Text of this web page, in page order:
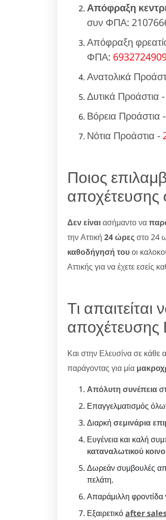
Απόφραξη
συν ΦΠΑ:
Απόφραξη
ΦΠΑ:
Ανατολικά
Δυτικά Προάστια -
Βόρεια Προάστια -
Νότια Προάστια -
Ποιος
αποχέτευσης
Δεν είναιασήμαντο να
την Αττική 24 ώρεςστο 24
καθοδήγησή τουοι
Αττικής για να έχετε εσείς
Τι
αποχέτευσης
Και στην Ελευσίνα σε
παράγοντας για μία
Απόλυτη συνέπεια
Επαγγελματισμός
Διαρκή σεμινάρια
Ευγένεια και καλή
καταναλωτικού
Δωρεάν συμβουλές
πελάτη.
Απαράμιλλη φροντίδα
Εξαιρετικόafter